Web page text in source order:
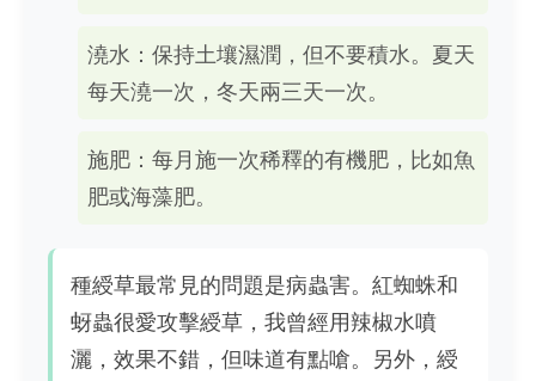
澆水：保持土壤濕潤，但不要積水。夏天
每天澆一次，冬天兩三天一次。
施肥：每月施一次稀釋的有機肥，比如魚
肥或海藻肥。
種綬草最常見的問題是病蟲害。紅蜘蛛和
蚜蟲很愛攻擊綬草，我曾經用辣椒水噴
灑，效果不錯，但味道有點嗆。另外，綬